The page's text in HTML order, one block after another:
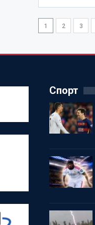
1 2 3
Спорт